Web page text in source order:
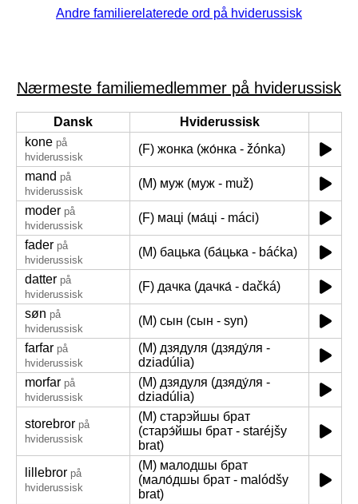
Andre familierelaterede ord på hviderussisk
Nærmeste familiemedlemmer på hviderussisk
Dansk
Hviderussisk
kone på
hviderussisk
(F) жонка (жо́нка - žónka)
mand på
hviderussisk
(M) муж (муж - muž)
moder på
hviderussisk
(F) маці (ма́ці - máci)
fader på
hviderussisk
(M) бацька (ба́цька - báćka)
datter på
hviderussisk
(F) дачка (дачка́ - dačká)
søn på
hviderussisk
(M) сын (сын - syn)
farfar på
hviderussisk
(M) дзядуля (дзяду́ля -
dziadúlia)
morfar på
hviderussisk
(M) дзядуля (дзяду́ля -
dziadúlia)
storebror på
hviderussisk
(M) старэйшы брат
(старэ́йшы брат - staréjšy
brat)
lillebror på
hviderussisk
(M) малодшы брат
(мало́дшы брат - malódšy
brat)